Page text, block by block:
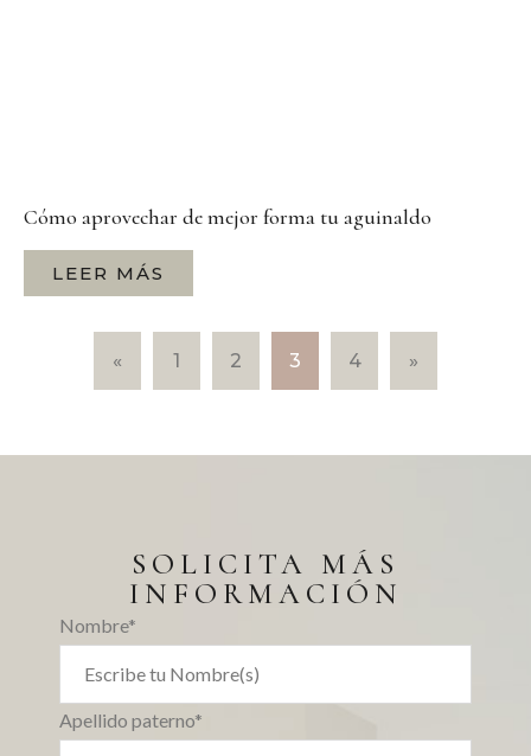
Cómo aprovechar de mejor forma tu aguinaldo
LEER MÁS
« 1 2 3 4 »
SOLICITA MÁS
INFORMACIÓN
Nombre*
Apellido paterno*